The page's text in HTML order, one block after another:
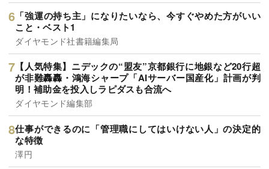
「強運の持ち主」になりたいなら、今すぐやめた方がいい
こと・ベスト1
ダイヤモンド社書籍編集局
【人気特集】ニデックの“盟友”京都銀行に地銀など20行超
が非難轟轟・鴻海シャープ「AIサーバー国産化」計画が判
明！補助金を投入しラピダスも合流へ
ダイヤモンド編集部
仕事ができるのに「管理職にしてはいけない人」の決定的
な特徴
澤円